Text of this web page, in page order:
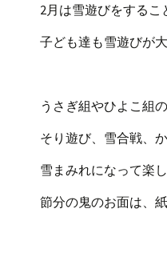
2月は雪遊びをするこ
子ども達も雪遊びが
うさぎ組やひよこ組
そり遊び、雪合戦、
雪まみれになって楽
節分の鬼のお面は、